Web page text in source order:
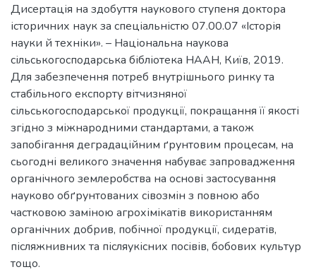
Дисертація на здобуття наукового ступеня доктора
історичних наук за спеціальністю 07.00.07 «Історія
науки й техніки». – Національна наукова
сільськогосподарська бібліотека НААН, Київ, 2019.
Для забезпечення потреб внутрішнього ринку та
стабільного експорту вітчизняної
сільськогосподарської продукції, покращання її якості
згідно з міжнародними стандартами, а також
запобігання деградаційним ґрунтовим процесам, на
сьогодні великого значення набуває запровадження
органічного землеробства на основі застосування
науково обґрунтованих сівозмін з повною або
частковою заміною агрохімікатів використанням
органічних добрив, побічної продукції, сидератів,
післяжнивних та післяукісних посівів, бобових культур
тощо.